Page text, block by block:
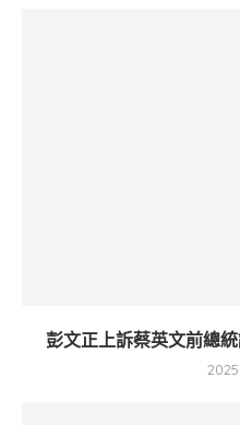
彭文正上訴蔡英文前總